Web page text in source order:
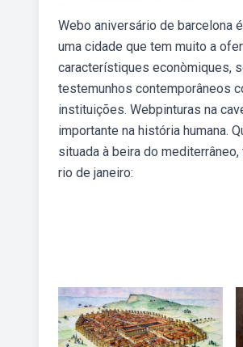
Webo aniversário de barcelona
uma cidade que tem muito a
característiques econòmiques,
testemunhos contemporâneos
instituições. Webpinturas na
importante na história humana.
situada à beira do
rio de janeiro: